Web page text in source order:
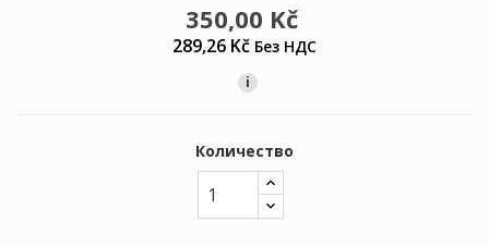
350,00 Kč
289,26 Kč Без НДС
i
Количество